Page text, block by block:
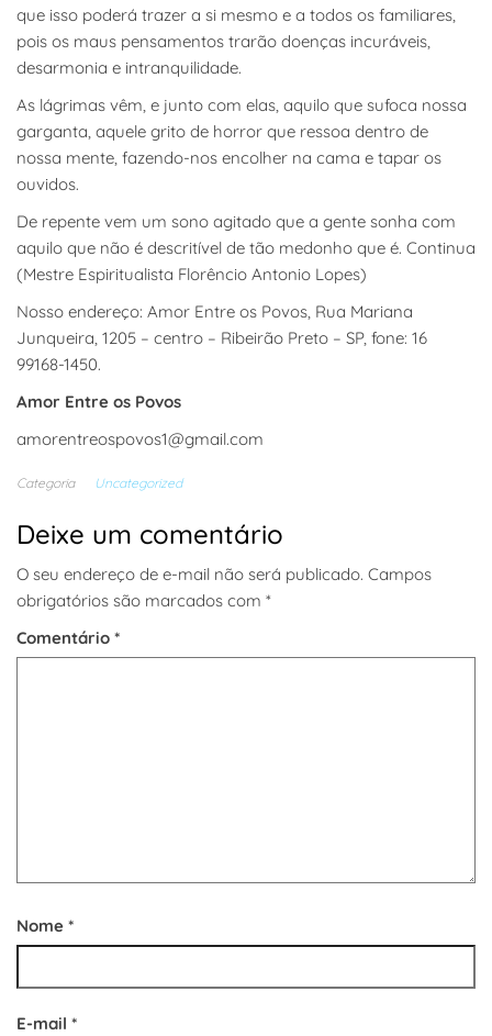
que isso poderá trazer a si mesmo e a todos os familiares,
pois os maus pensamentos trarão doenças incuráveis,
desarmonia e intranquilidade.
As lágrimas vêm, e junto com elas, aquilo que sufoca nossa
garganta, aquele grito de horror que ressoa dentro de
nossa mente, fazendo-nos encolher na cama e tapar os
ouvidos.
De repente vem um sono agitado que a gente sonha com
aquilo que não é descritível de tão medonho que é. Continua
(Mestre Espiritualista Florêncio Antonio Lopes)
Nosso endereço: Amor Entre os Povos, Rua Mariana
Junqueira, 1205 – centro – Ribeirão Preto – SP, fone: 16
99168-1450.
Amor Entre os Povos
amorentreospovos1@gmail.com
Categoria Uncategorized
Deixe um comentário
O seu endereço de e-mail não será publicado. Campos
obrigatórios são marcados com *
Comentário *
Nome *
E-mail *